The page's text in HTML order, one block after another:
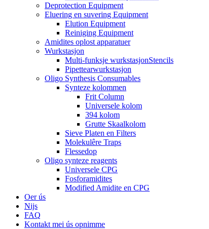
Deprotection Equipment
Eluering en suvering Equipment
Elution Equipment
Reiniging Equipment
Amidites oplost apparatuer
Wurkstasjon
Multi-funksje wurkstasjonStencils
Pipettearwurkstasjon
Oligo Synthesis Consumables
Synteze kolommen
Frit Column
Universele kolom
394 kolom
Grutte Skaalkolom
Sieve Platen en Filters
Molekulêre Traps
Flessedop
Oligo synteze reagents
Universele CPG
Fosforamidites
Modified Amidite en CPG
Oer ús
Nijs
FAQ
Kontakt mei ús opnimme